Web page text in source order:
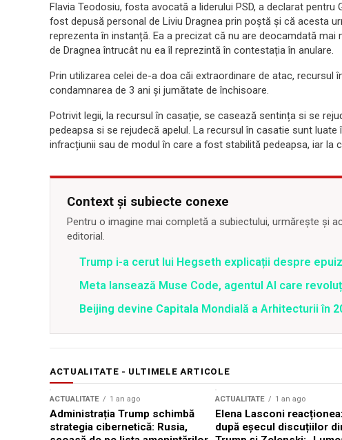
Flavia Teodosiu, fosta avocată a liderului PSD, a declarat
fost depusă personal de Liviu Dragnea prin poștă și că acesta
reprezenta în instanță. Ea a precizat că nu are deocamdată
de Dragnea întrucât nu ea îl reprezintă în contestația în anulare.
Prin utilizarea celei de-a doa căi extraordinare de atac, recursul
condamnarea de 3 ani şi jumătate de închisoare.
Potrivit legii, la recursul în casație, se casează sentința si se
pedeapsa si se rejudecă apelul. La recursul în casatie sunt
infracțiunii sau de modul în care a fost stabilită pedeapsa, iar la
Context și subiecte conexe
Pentru o imagine mai completă a subiectului, urmărește și
editorial.
Trump i-a cerut lui Hegseth explicații despre
Meta lansează Muse Code, agentul AI care
Beijing devine Capitala Mondială a Arhitecturii în
ACTUALITATE - ULTIMELE ARTICOLE
ACTUALITATE 1 an ago
Administrația Trump schimbă
strategia cibernetică: Rusia,
ACTUALITATE 1 an ago
Elena Lasconi
după eșecul discuțiilor